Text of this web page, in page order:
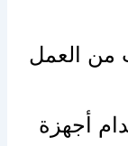
من العمل
أجهزة